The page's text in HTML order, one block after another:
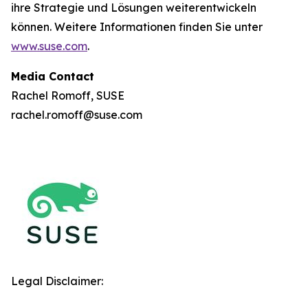
ihre Strategie und Lösungen weiterentwickeln
können. Weitere Informationen finden Sie unter
www.suse.com.
Media Contact
Rachel Romoff, SUSE
rachel.romoff@suse.com
Legal Disclaimer: